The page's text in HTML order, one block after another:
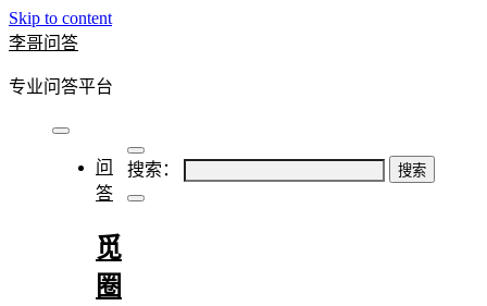
Skip to content
李哥问答
专业问答平台
搜索：
问
答
觅
圈